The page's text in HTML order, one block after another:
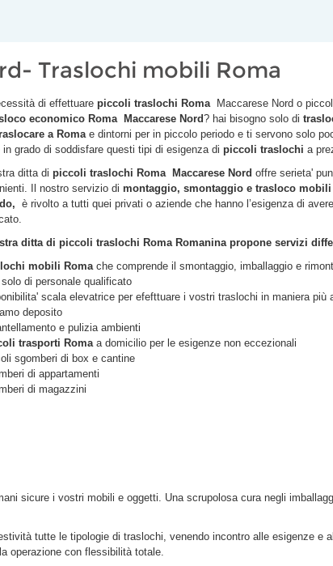
Traslochi mobili Roma
di effettuare piccoli traslochi Roma Maccarese Nord o
economico Roma Maccarese Nord? hai bisogno solo di
a Romae dintorni per in piccolo periodo e ti servono solo
in grado di soddisfare questi tipi di esigenza di piccoli traslochi a
ditta di piccoli traslochi Roma Maccarese Nord offre serieta'
Il nostro servizio di montaggio, smontaggio e trasloco
è rivolto a tutti quei privati o aziende che hanno l’esigenza di
ditta di piccoli traslochi Roma Romanina propone servizi
mobili Romache comprende il smontaggio, imballaggio e
di personale qualificato
scala elevatrice per efefttuare i vostri traslochi in maniera più
deposito
e pulizia ambienti
trasporti Romaa domicilio per le esigenze non eccezionali
sgomberi di box e cantine
di appartamenti
di magazzini
sicure i vostri mobili e oggetti. Una scrupolosa cura negli
tutte le tipologie di traslochi, venendo incontro alle esigenze e
operazione con flessibilità totale.